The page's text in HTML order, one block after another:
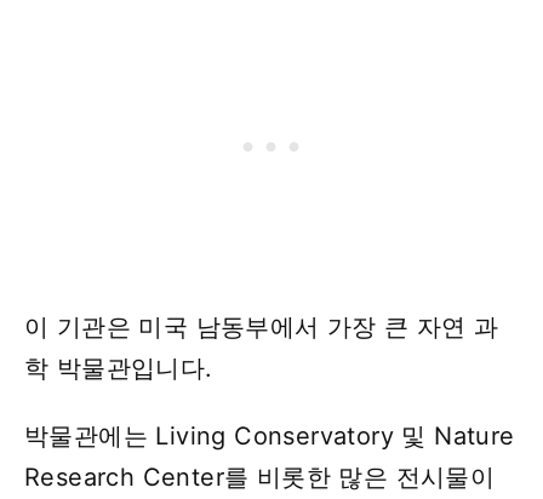
이 기관은 미국 남동부에서 가장 큰 자연 과
학 박물관입니다.
박물관에는 Living Conservatory 및 Nature
Research Center를 비롯한 많은 전시물이